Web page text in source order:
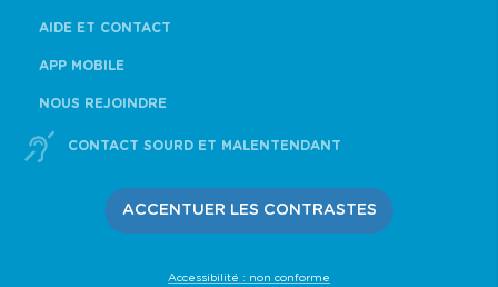
AIDE ET CONTACT
APP MOBILE
NOUS REJOINDRE
CONTACT SOURD ET MALENTENDANT
ACCENTUER LES CONTRASTES
Accessibilité : non conforme